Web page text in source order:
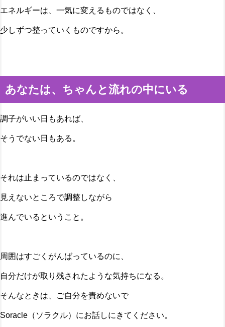
エネルギーは、一気に変えるものではなく、
少しずつ整っていくものですから。
あなたは、ちゃんと流れの中にいる
調子がいい日もあれば、
そうでない日もある。
それは止まっているのではなく、
見えないところで調整しながら
進んでいるということ。
周囲はすごくがんばっているのに、
自分だけが取り残されたような気持ちになる。
そんなときは、ご自分を責めないで
Soracle（ソラクル）にお話しにきてください。